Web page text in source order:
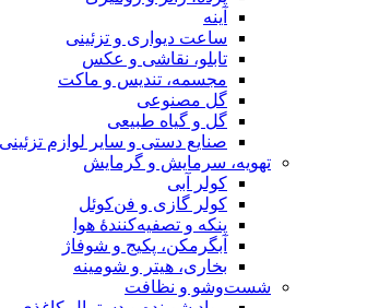
آینه
ساعت دیواری و تزئینی
تابلو، نقاشی و عکس
مجسمه، تندیس و ماکت
گل مصنوعی
گل و گیاه طبیعی
صنایع دستی و سایر لوازم تزئینی
تهویه، سرمایش و گرمایش
کولر آبی
کولر گازی و فن‌کوئل
پنکه و تصفیه‌کنندهٔ هوا
آبگرمکن، پکیج و شوفاژ
بخاری، هیتر و شومینه
شست‌وشو و نظافت